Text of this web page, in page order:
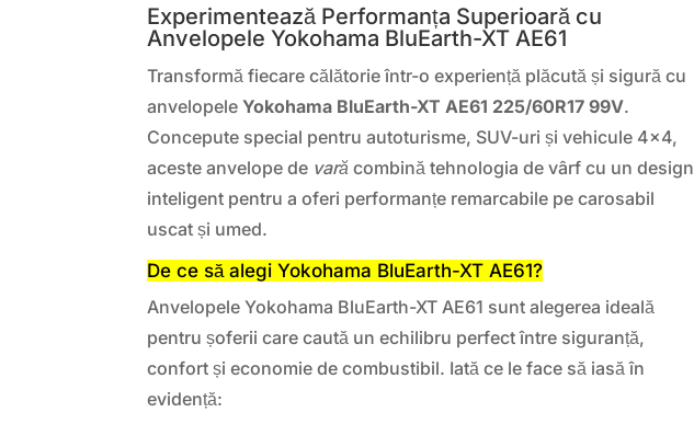
Experimentează Performanța Superioară cu
Anvelopele Yokohama BluEarth-XT AE61
Transformă fiecare călătorie într-o experiență plăcută și sigură cu
anvelopeleYokohama BluEarth-XT AE61 225/60R17 99V.
Concepute special pentru autoturisme, SUV-uri și vehicule 4×4,
aceste anvelope de vară combină tehnologia de vârf cu un design
inteligent pentru a oferi performanțe remarcabile pe carosabil
uscat și umed.
De ce să alegi Yokohama BluEarth-XT AE61?
Anvelopele Yokohama BluEarth-XT AE61 sunt alegerea ideală
pentru șoferii care caută un echilibru perfect între siguranță,
confort și economie de combustibil. Iată ce le face să iasă în
evidență: